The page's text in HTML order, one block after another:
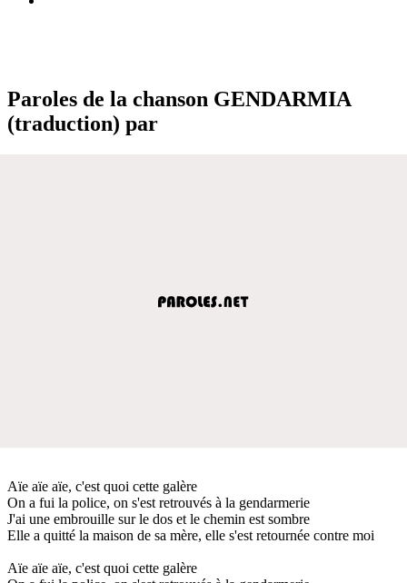
Paroles de la chanson GENDARMIA
(traduction) par
Aïe aïe aïe, c'est quoi cette galère
On a fui la police, on s'est retrouvés à la gendarmerie
J'ai une embrouille sur le dos et le chemin est sombre
Elle a quitté la maison de sa mère, elle s'est retournée contre moi
Aïe aïe aïe, c'est quoi cette galère